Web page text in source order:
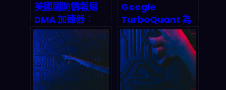
美國國防情報局
DMA 加速器：
2026 年聯邦 AI 擴
散的幕後推手與兆
美元商機
Google
TurboQuant 為
何看似「省
GPU」，上線後卻
卡在記憶體？
2026 邊緣推理的
真實取捨